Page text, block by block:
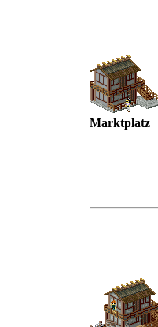
Marktplatz